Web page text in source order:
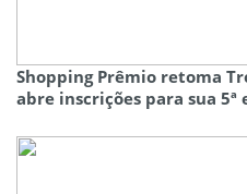
Shopping Prêmio retoma
abre inscrições para sua 5ª